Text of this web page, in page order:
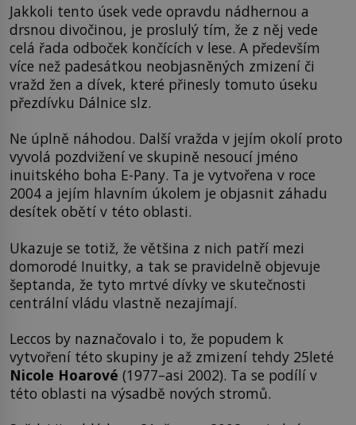
Jakkoli tento úsek vede opravdu nádhernou a
drsnou divočinou, je proslulý tím, že z něj vede
celá řada odboček končících v lese. A především
více než padesátkou neobjasněných zmizení či
vražd žen a dívek, které přinesly tomuto úseku
přezdívku Dálnice slz.
Ne úplně náhodou. Další vražda v jejím okolí proto
vyvolá pozdvižení ve skupině nesoucí jméno
inuitského boha E-Pany. Ta je vytvořena v roce
2004 a jejím hlavním úkolem je objasnit záhadu
desítek obětí v této oblasti.
Ukazuje se totiž, že většina z nich patří mezi
domorodé Inuitky, a tak se pravidelně objevuje
šeptanda, že tyto mrtvé dívky ve skutečnosti
centrální vládu vlastně nezajímají.
Leccos by naznačovalo i to, že popudem k
vytvoření této skupiny je až zmizení tehdy 25leté
Nicole Hoarové (1977–asi 2002). Ta se podílí v
této oblasti na výsadbě nových stromů.